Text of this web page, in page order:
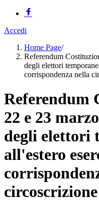
Accedi
Home Page/
Referendum
degli elettori
corrispondenza nella
Referendum
22 e 23
degli elettori
all'estero